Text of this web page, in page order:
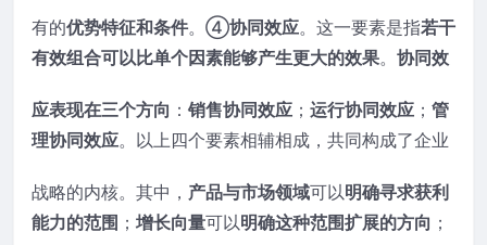
有的优势特征和条件。④协同效应。这一要素是指若干
有效组合可以比单个因素能够产生更大的效果。 协同效
应表现在三个方向 ： 销售协同效应 ； 运行协同效应 ； 管
理协同效应。以上四个要素相辅相成，共同构成了企业
战略的内核。其中， 产品与市场领域可以明确寻求获利
能力的范围 ； 增长向量可以明确这种范围扩展的方向 ；